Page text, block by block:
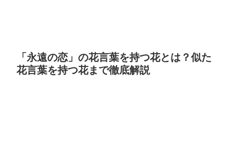
「永遠の恋」の花言葉を持つ花とは？似た
花言葉を持つ花まで徹底解説